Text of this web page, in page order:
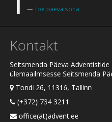
Loe päeva sõna
Kontakt
Seitsmenda Päeva
ülemaailmsesse Seitsmenda
Tondi 26, 11316, Tallinn
(+372) 734 3211
office(ät)advent.ee